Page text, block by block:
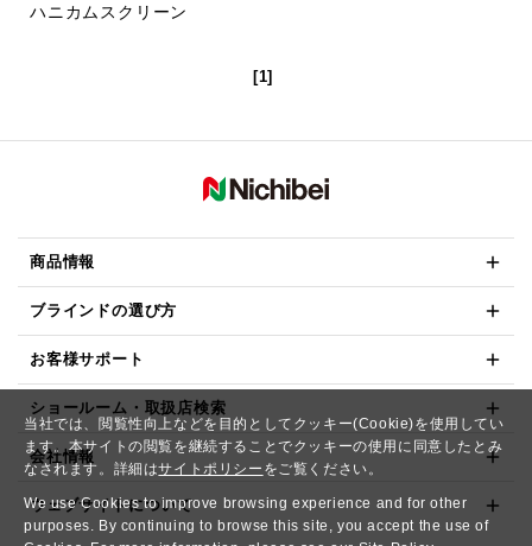
当社では、閲覧性向上などを目的としてクッキー(Cookie)を使用してい
ます。本サイトの閲覧を継続することでクッキーの使用に同意したとみ
なされます。詳細はサイトポリシー をご覧ください。
We use Cookies to improve browsing experience and for other
purposes. By continuing to browse this site, you accept the use of
ハニカムスクリーン
[1]
商品情報
ブラインドの選び方
お客様サポート
ショールーム・取扱店検索
会社情報
ウェブサイトについて